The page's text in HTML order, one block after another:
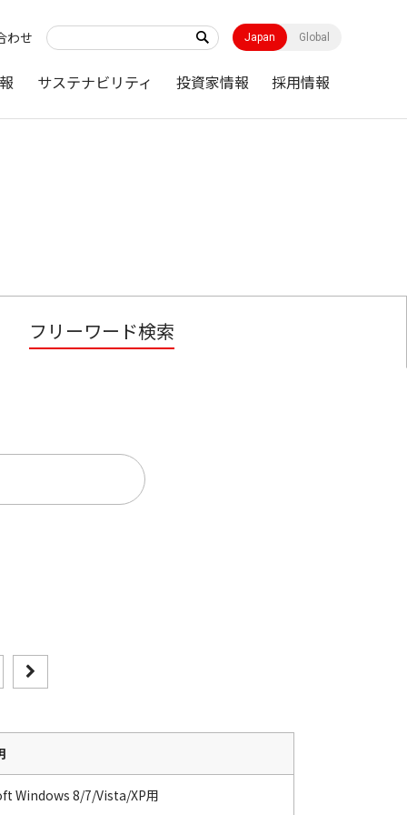
わせ Japan Global
サステナビリティ 投資家情報 採用情報
フリーワード検索
Windows 8/7/Vista/XP用